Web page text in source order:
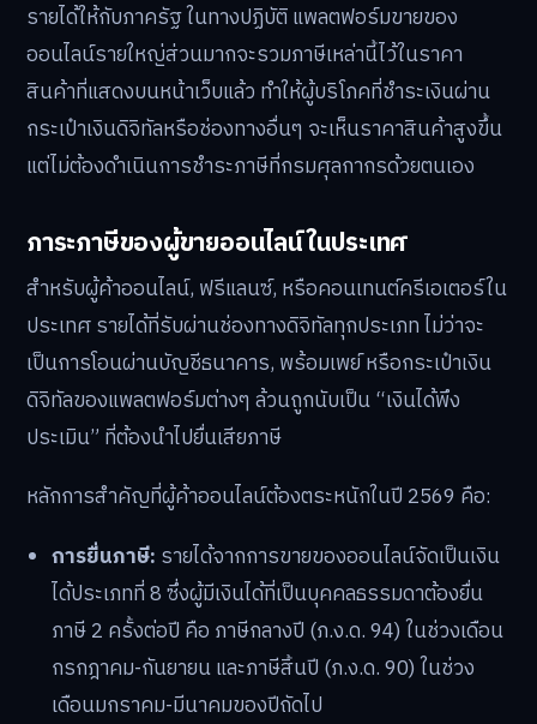
รายได้ให้กับภาครัฐ ในทางปฏิบัติ แพลตฟอร์มขายของ
ออนไลน์รายใหญ่ส่วนมากจะรวมภาษีเหล่านี้ไว้ในราคา
สินค้าที่แสดงบนหน้าเว็บแล้ว ทำให้ผู้บริโภคที่ชำระเงินผ่าน
กระเป๋าเงินดิจิทัลหรือช่องทางอื่นๆ จะเห็นราคาสินค้าสูงขึ้น
แต่ไม่ต้องดำเนินการชำระภาษีที่กรมศุลกากรด้วยตนเอง
ภาระภาษีของผู้ขายออนไลน์ในประเทศ
สำหรับผู้ค้าออนไลน์, ฟรีแลนซ์, หรือคอนเทนต์ครีเอเตอร์ใน
ประเทศ รายได้ที่รับผ่านช่องทางดิจิทัลทุกประเภท ไม่ว่าจะ
เป็นการโอนผ่านบัญชีธนาคาร, พร้อมเพย์ หรือกระเป๋าเงิน
ดิจิทัลของแพลตฟอร์มต่างๆ ล้วนถูกนับเป็น “เงินได้พึง
ประเมิน” ที่ต้องนำไปยื่นเสียภาษี
หลักการสำคัญที่ผู้ค้าออนไลน์ต้องตระหนักในปี 2569 คือ:
การยื่นภาษี: รายได้จากการขายของออนไลน์จัดเป็นเงิน
ได้ประเภทที่ 8 ซึ่งผู้มีเงินได้ที่เป็นบุคคลธรรมดาต้องยื่น
ภาษี 2 ครั้งต่อปี คือ ภาษีกลางปี (ภ.ง.ด. 94) ในช่วงเดือน
กรกฎาคม-กันยายน และภาษีสิ้นปี (ภ.ง.ด. 90) ในช่วง
เดือนมกราคม-มีนาคมของปีถัดไป